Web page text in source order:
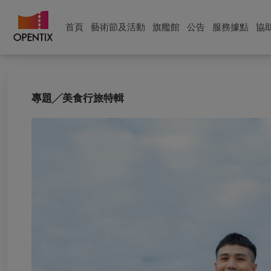
首頁 藝術節及活動 旗艦館 公告 服務據點 協
專題╱美食行旅特輯